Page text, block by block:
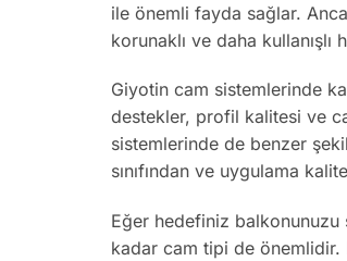
ile önemli fayda sağlar.
korunaklı ve daha
Giyotin cam sistemlerinde
destekler, profil kalitesi ve
sistemlerinde de benzer
sınıfından ve uygulama
Eğer hedefiniz
kadar cam tipi de önemlidir.